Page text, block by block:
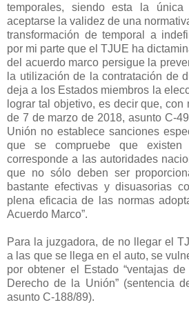
temporales, siendo esta la
aceptarse la validez de una
transformación de temporal a
por mi parte que el TJUE ha
del acuerdo marco persigue la
la utilización de la contratación de
deja a los Estados miembros la
lograr tal objetivo, es decir que,
de 7 de marzo de 2018, asunto C-
Unión no establece sanciones
que se compruebe que existen
corresponde a las autoridades
que no sólo deben ser
bastante efectivas y disuasorias
plena eficacia de las normas
Acuerdo Marco”.
Para la juzgadora, de no llegar el
a las que se llega en el auto, se
por obtener el Estado “ventajas
Derecho de la Unión” (sentencia
asunto C-188/89).